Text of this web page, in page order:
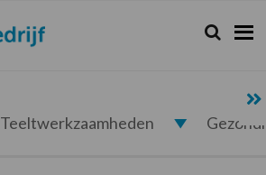
Zoeken...
Zoek
Teeltwerkzaamheden